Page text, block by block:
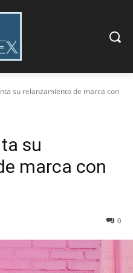
su relanzamiento de marca con
su
marca con
0